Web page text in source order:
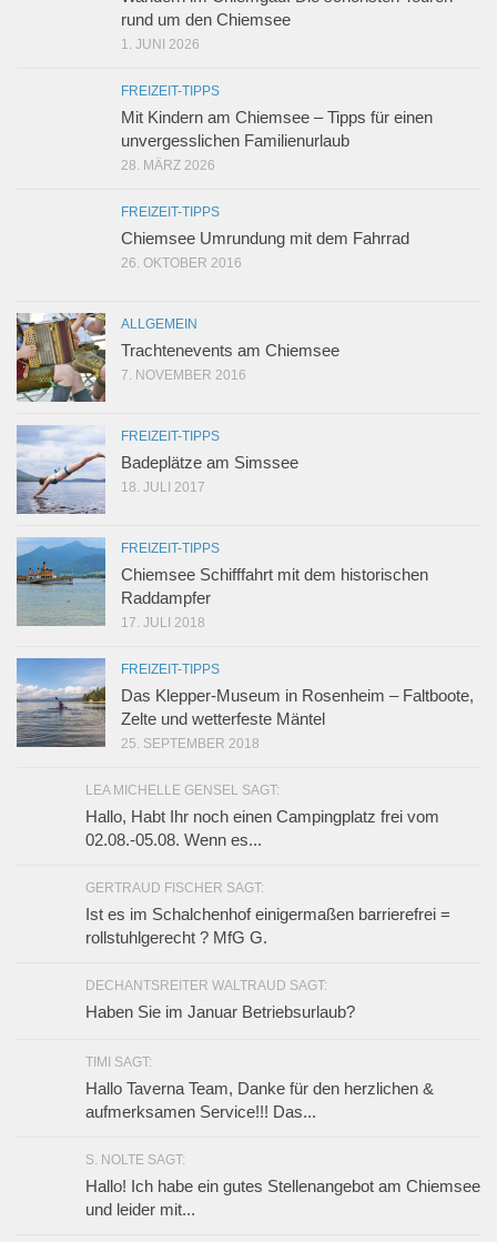
rund um den Chiemsee
1. JUNI 2026
FREIZEIT-TIPPS
Mit Kindern am Chiemsee – Tipps für einen
unvergesslichen Familienurlaub
28. MÄRZ 2026
FREIZEIT-TIPPS
Chiemsee Umrundung mit dem Fahrrad
26. OKTOBER 2016
ALLGEMEIN
Trachtenevents am Chiemsee
7. NOVEMBER 2016
FREIZEIT-TIPPS
Badeplätze am Simssee
18. JULI 2017
FREIZEIT-TIPPS
Chiemsee Schifffahrt mit dem historischen
Raddampfer
17. JULI 2018
FREIZEIT-TIPPS
Das Klepper-Museum in Rosenheim – Faltboote,
Zelte und wetterfeste Mäntel
25. SEPTEMBER 2018
LEA MICHELLE GENSEL SAGT:
Hallo, Habt Ihr noch einen Campingplatz frei vom
02.08.-05.08. Wenn es...
GERTRAUD FISCHER SAGT:
Ist es im Schalchenhof einigermaßen barrierefrei =
rollstuhlgerecht ? MfG G.
DECHANTSREITER WALTRAUD SAGT:
Haben Sie im Januar Betriebsurlaub?
TIMI SAGT:
Hallo Taverna Team, Danke für den herzlichen &
aufmerksamen Service!!! Das...
S. NOLTE SAGT:
Hallo! Ich habe ein gutes Stellenangebot am Chiemsee
und leider mit...